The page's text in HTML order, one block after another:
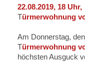
22.08.2019, 18 Uhr,
Türmerwohnung
Am Donnerstag,
Türmerwohnung
höchsten Ausguck